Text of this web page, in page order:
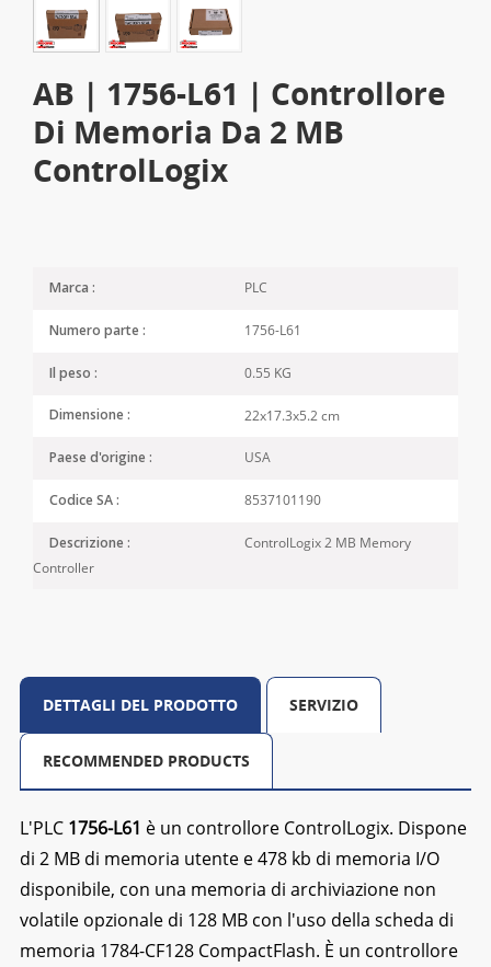
AB | 1756-L61 | Controllore
Di Memoria Da 2 MB
ControlLogix
Marca : PLC
Numero parte : 1756-L61
Il peso : 0.55 KG
Dimensione : 22x17.3x5.2 cm
Paese d'origine : USA
Codice SA : 8537101190
Descrizione :
ControlLogix 2 MB Memory
Controller
DETTAGLI DEL PRODOTTO SERVIZIO
RECOMMENDED PRODUCTS
L'PLC 1756-L61 è un controllore ControlLogix. Dispone
di 2 MB di memoria utente e 478 kb di memoria I/O
disponibile, con una memoria di archiviazione non
volatile opzionale di 128 MB con l'uso della scheda di
memoria 1784-CF128 CompactFlash. È un controllore